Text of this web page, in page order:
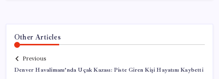
Other Articles
Previous
Denver Havalimanı’nda Uçak Kazası: Piste Giren Kişi Hayatını Kaybetti